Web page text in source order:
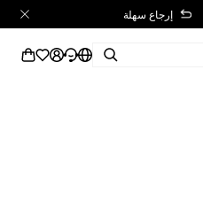
إرجاع سهلة